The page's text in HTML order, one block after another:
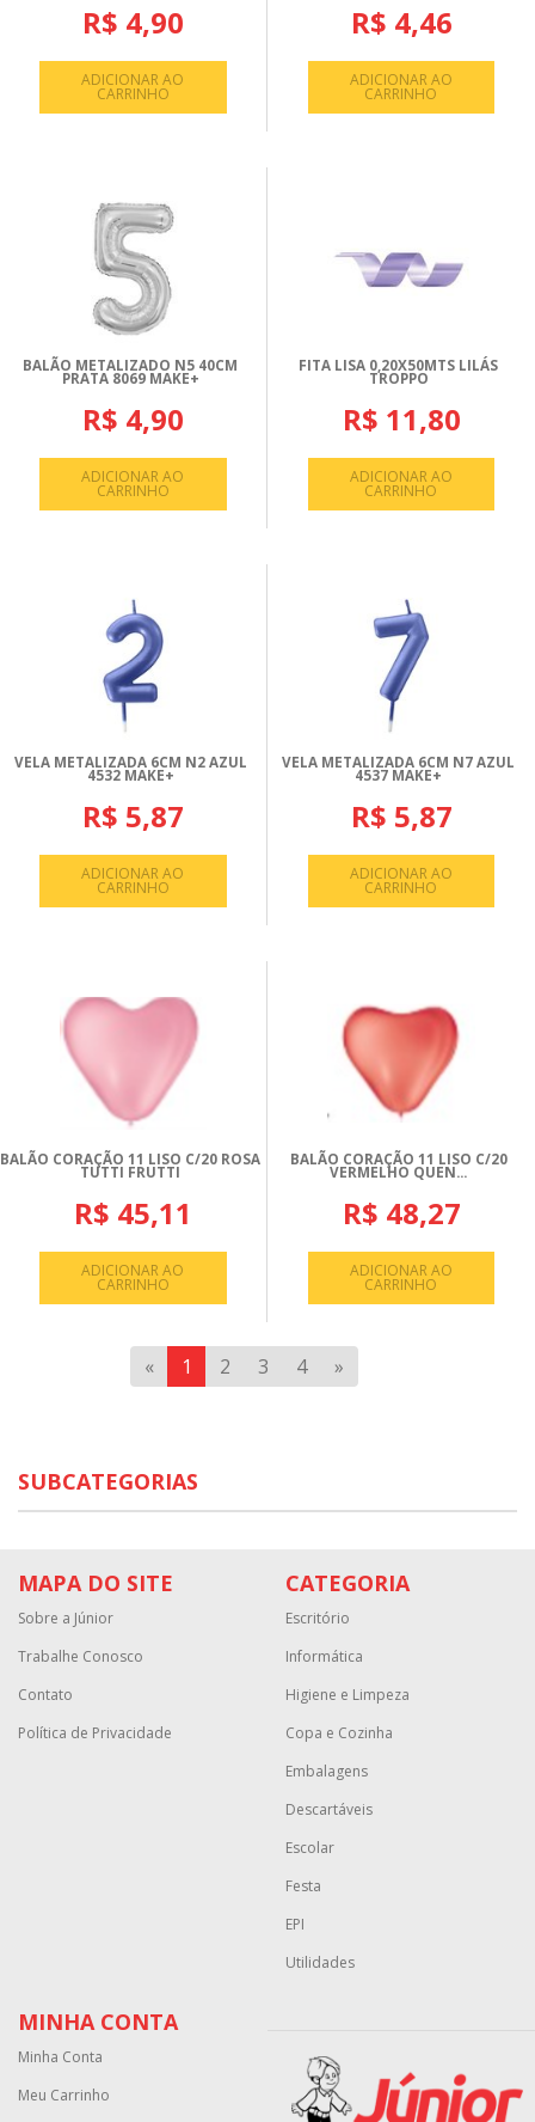
R$ 4,90
ADICIONAR AO
CARRINHO
R$ 4,46
ADICIONAR AO
CARRINHO
BALÃO METALIZADO N5 40CM
PRATA 8069 MAKE+
R$ 4,90
ADICIONAR AO
CARRINHO
FITA LISA 0,20X50MTS LILÁS
TROPPO
R$ 11,80
ADICIONAR AO
CARRINHO
VELA METALIZADA 6CM N2 AZUL
4532 MAKE+
R$ 5,87
ADICIONAR AO
CARRINHO
VELA METALIZADA 6CM N7 AZUL
4537 MAKE+
R$ 5,87
ADICIONAR AO
CARRINHO
BALÃO CORAÇÃO 11 LISO C/20 ROSA
TUTTI FRUTTI
R$ 45,11
ADICIONAR AO
CARRINHO
BALÃO CORAÇÃO 11 LISO C/20
VERMELHO QUEN...
R$ 48,27
ADICIONAR AO
CARRINHO
« 1 2 3 4 »
SUBCATEGORIAS
MAPA DO SITE
Sobre a Júnior
Trabalhe Conosco
Contato
Política de Privacidade
CATEGORIA
Escritório
Informática
Higiene e Limpeza
Copa e Cozinha
Embalagens
Descartáveis
Escolar
Festa
EPI
Utilidades
MINHA CONTA
Minha Conta
Meu Carrinho